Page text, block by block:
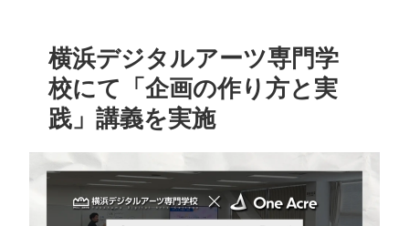
横浜デジタルアーツ専門学
校にて「企画の作り方と実
践」講義を実施